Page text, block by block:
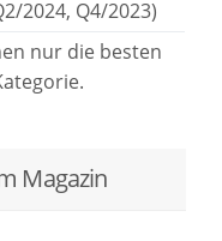
2024, Q4/2023)
nur die besten
Magazin